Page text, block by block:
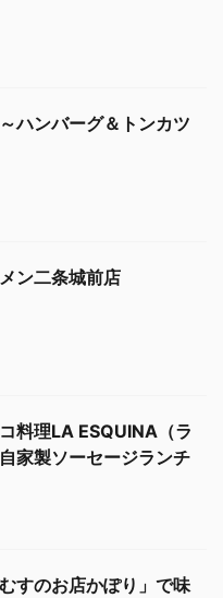
ハンバーグ＆トンカツ
ン二条城前店
料理LA ESQUINA（ラ
家製ソーセージランチ
すのお店かぽり」で味